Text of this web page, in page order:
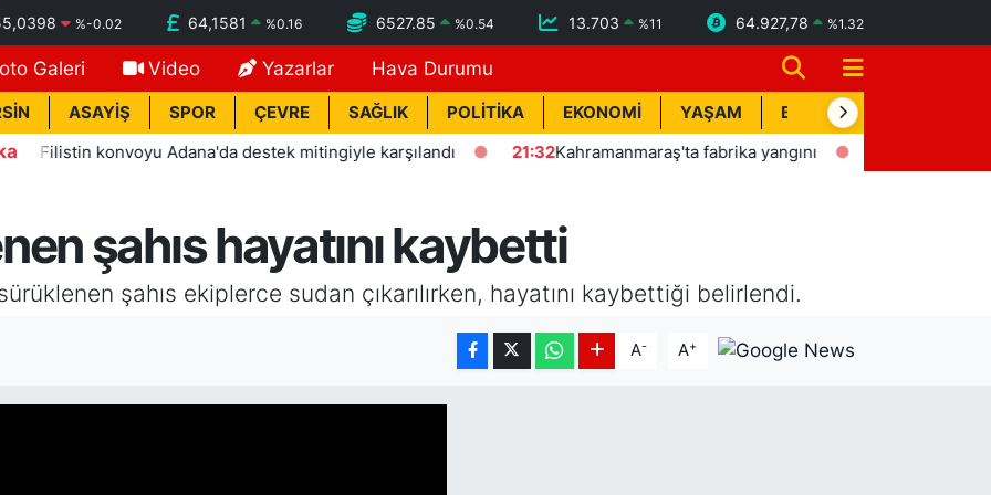
%-0.02 64,1581 %0.16 6527.85 %0.54 13.703 %11 64.927,78 %1.32
Galeri Video Yazarlar Hava Durumu
ASAYİŞ SPOR ÇEVRE SAĞLIK POLİTİKA EKONOMİ YAŞAM BİK İLAN
konvoyu Adana'da destek mitingiyle karşılandı 21:32 Kahramanmaraş'ta fabrika yangını 19:10
şahıs hayatını kaybetti
şahıs ekiplerce sudan çıkarılırken, hayatını kaybettiği belirlendi.
A- A+